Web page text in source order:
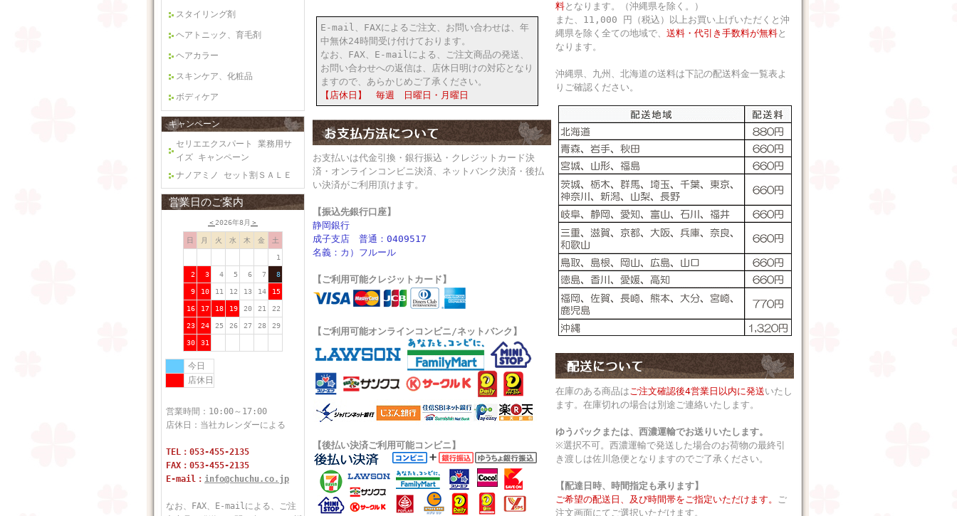
スタイリング剤
ヘアトニック、育毛剤
ヘアカラー
スキンケア、化粧品
ボディケア
キャンペーン
セリエエクスパート 業務用サ
イズ キャンペーン
ナノアミノ セット割ＳＡＬＥ
営業日のご案内
＜ 2026年8月 ＞
日 月 火 水 木 金 土
1
2 3 4 5 6 7 8
9 10 11 12 13 14 15
16 17 18 19 20 21 22
23 24 25 26 27 28 29
30 31
今日
店休日
営業時間：10:00～17:00
店休日：当社カレンダーによる
TEL：053-455-2135
FAX：053-455-2135
E-mail： info@chuchu.co.jp
なお、FAX、E-mailによる、ご注
E-mail、FAXによるご注文、お問い合わせは、年
中無休24時間受け付けております。
なお、FAX、E-mailによる、ご注文商品の発送、
お問い合わせへの返信は、店休日明けの対応となり
ますので、あらかじめご了承ください。
【店休日】 毎週 日曜日・月曜日
お支払いは代金引換・銀行振込・クレジットカード決
済・オンラインコンビニ決済、ネットバンク決済・後払
い決済がご利用頂けます。
【振込先銀行口座】
静岡銀行
成子支店 普通：0409517
名義：カ）フルール
【ご利用可能クレジットカード】
【ご利用可能オンラインコンビニ/ネットバンク】
【後払い決済ご利用可能コンビニ】
料となります。（沖縄県を除く。）
また、11,000 円（税込）以上お買い上げいただくと沖
縄県を除く全ての地域で、 送料・代引き手数料が無料と
なります。
沖縄県、九州、北海道の送料は下記の配送料金一覧表よ
りご確認ください。
在庫のある商品はご注文確認後4営業日以内に発送いたし
ます。在庫切れの場合は別途ご連絡いたします。
ゆうパックまたは、西濃運輸でお送りいたします。
※選択不可。西濃運輸で発送した場合のお荷物の最終引
き渡しは佐川急便となりますのでご了承ください。
【配達日時、時間指定も承ります】
ご希望の配送日、及び時間帯をご指定いただけます。 ご
注文画面にてご選択いただけます。